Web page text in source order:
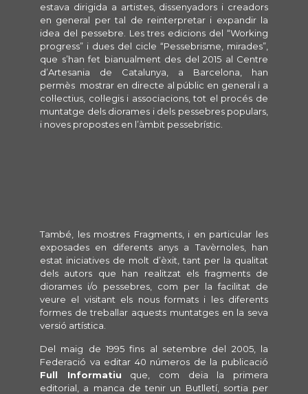
estava dirigida a artistes, dissenyadors i creadors
en general per tal de reinterpretar i expandir la
idea del pessebre. Les tres edicions del “Working
progress” i dues del cicle “Pessebrisme, mirades”,
que s’han fet bianualment des del 2015 al Centre
d’Artesania de Catalunya, a Barcelona, han
permès mostrar en directe al públic en general i a
col·lectius, col·legis i associacions, tot el procés de
muntatge dels diorames i dels pessebres populars,
i noves propostes en l’àmbit pessebrístic.
També, les mostres Fragments, i en particular les
exposades en diferents anys a Tavèrnoles, han
estat iniciatives de molt d’èxit, tant per la qualitat
dels autors que han realitzat els fragments de
diorames i/o pessebres, com per la facilitat de
veure el visitant els nous formats i les diferents
formes de treballar aquests muntatges en la seva
versió artística.
Del maig de 1995 fins al setembre del 2005, la
Federació va editar 40 números de la publicació
Full Informatiu que, com deia la primera
editorial, a manca de tenir un Butlletí, sortia per